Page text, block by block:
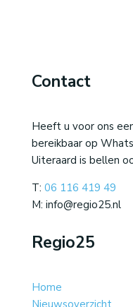
Contact
Heeft u voor ons
bereikbaar op
Uiteraard is bellen
T: 06 116 419 49
M: info@regio25.nl
Regio25
Home